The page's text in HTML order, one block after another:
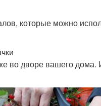
которые можно
во дворе вашего дома.